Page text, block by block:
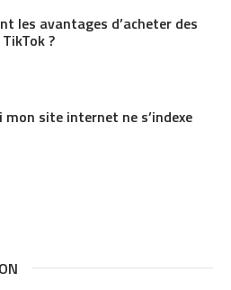
les avantages d’acheter des
?
mon site internet ne s’indexe